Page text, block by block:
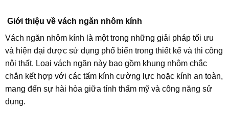
Giới thiệu về vách ngăn nhôm kính
Vách ngăn nhôm kính là một trong những giải pháp tối ưu
và hiện đại được sử dụng phổ biến trong thiết kế và thi công
nội thất. Loại vách ngăn này bao gồm khung nhôm chắc
chắn kết hợp với các tấm kính cường lực hoặc kính an toàn,
mang đến sự hài hòa giữa tính thẩm mỹ và công năng sử
dụng.